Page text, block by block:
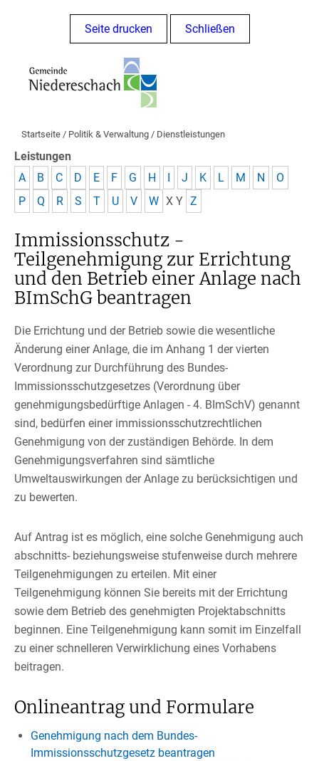
Seite drucken Schließen
Startseite / Politik & Verwaltung / Dienstleistungen
Leistungen
A
B C D E F G H I J K L M N
O
P
Q R S T U V W X Y Z
Immissionsschutz -
Teilgenehmigung zur Errichtung
und den Betrieb einer Anlage nach
BImSchG beantragen
Die Errichtung und der Betrieb sowie die wesentliche
Änderung einer Anlage, die im Anhang 1 der vierten
Verordnung zur Durchführung des Bundes-
Immissionsschutzgesetzes (Verordnung über
genehmigungsbedürftige Anlagen - 4. BImSchV) genannt
sind, bedürfen einer immissionsschutzrechtlichen
Genehmigung von der zuständigen Behörde. In dem
Genehmigungsverfahren sind sämtliche
Umweltauswirkungen der Anlage zu berücksichtigen und
zu bewerten.
Auf Antrag ist es möglich, eine solche Genehmigung auch
abschnitts- beziehungsweise stufenweise durch mehrere
Teilgenehmigungen zu erteilen. Mit einer
Teilgenehmigung können Sie bereits mit der Errichtung
sowie dem Betrieb des genehmigten Projektabschnitts
beginnen. Eine Teilgenehmigung kann somit im Einzelfall
zu einer schnelleren Verwirklichung eines Vorhabens
beitragen.
Onlineantrag und Formulare
Genehmigung nach dem Bundes-
Immissionsschutzgesetz beantragen